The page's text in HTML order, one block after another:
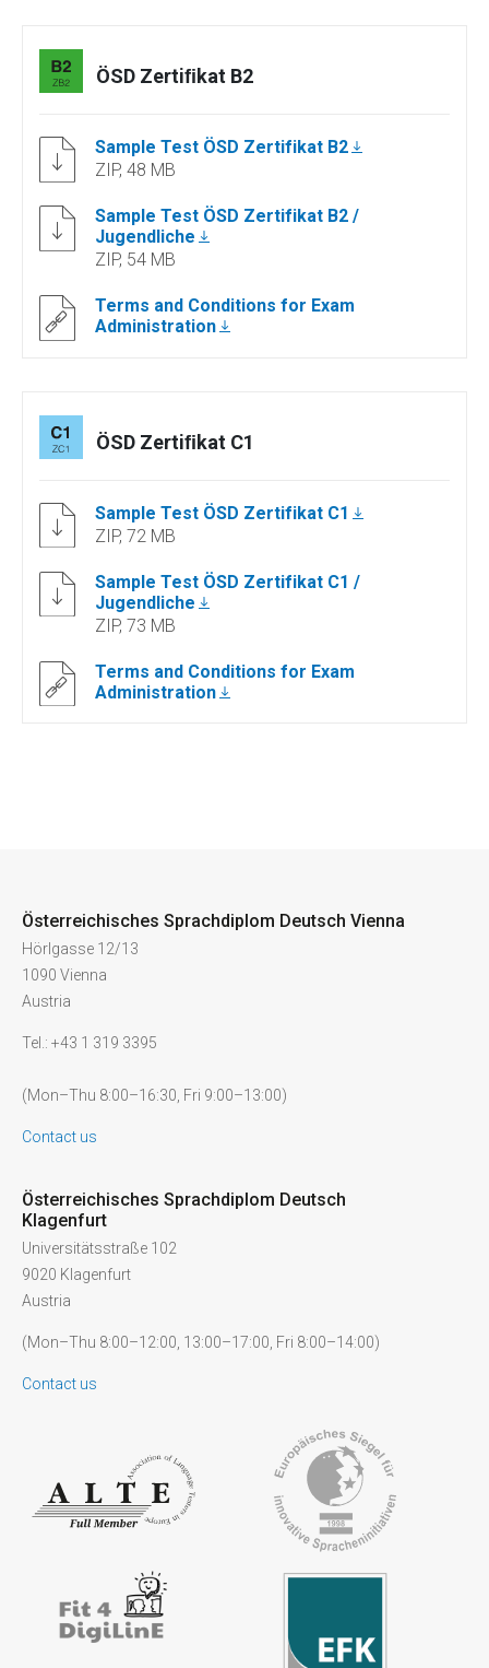
ÖSD Zertiﬁkat B2
Sample Test ÖSD Zertifikat B2
ZIP, 48 MB
Sample Test ÖSD Zertifikat B2 /
Jugendliche
ZIP, 54 MB
Terms and Conditions for Exam
Administration
ÖSD Zertiﬁkat C1
Sample Test ÖSD Zertifikat C1
ZIP, 72 MB
Sample Test ÖSD Zertifikat C1 /
Jugendliche
ZIP, 73 MB
Terms and Conditions for Exam
Administration
Österreichisches Sprachdiplom Deutsch Vienna
Hörlgasse 12/13
1090 Vienna
Austria
Tel.: +43 1 319 3395
(Mon–Thu 8:00–16:30, Fri 9:00–13:00)
Contact us
Österreichisches Sprachdiplom Deutsch
Klagenfurt
Universitätsstraße 102
9020 Klagenfurt
Austria
(Mon–Thu 8:00–12:00, 13:00–17:00, Fri 8:00–14:00)
Contact us